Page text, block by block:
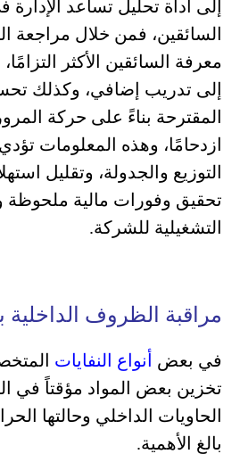
إلى أداة تحليل تساعد الإدارة
السائقين، فمن خلال مراجعة
معرفة السائقين الأكثر
إلى تدريب إضافي، وكذلك
المقترحة بناءً على حركة
ازدحامًا، وهذه المعلومات
التوزيع والجدولة، وتقليل
تحقيق وفورات مالية ملحوظة
التشغيلية للشركة.
مراقبة الظروف
في بعض أنواع النفايات
تخزين بعض المواد مؤقتاً في
الحاويات الداخلي وحالتها
بالغ الأهمية.